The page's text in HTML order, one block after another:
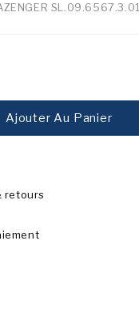
SL.09.6567.3.01
Ajouter Au Panier
retours